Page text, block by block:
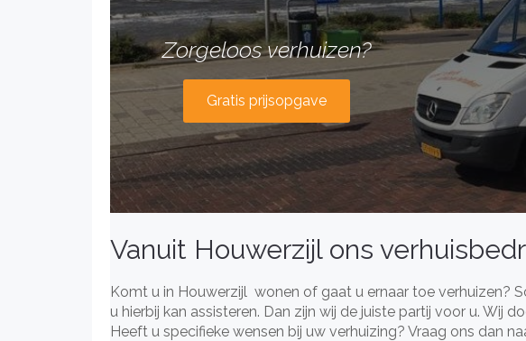
Zorgeloos verhuizen?
Gratis prijsopgave
Vanuit Houwerzijl ons
Komt u in Houwerzijl wonen of gaat u ernaar toe verhuizen?
u hierbij kan assisteren. Dan zijn wij de juiste partij voor u. Wij
Heeft u specifieke wensen bij uw verhuizing? Vraag ons dan